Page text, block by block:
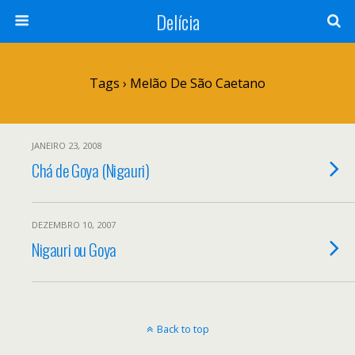
Delícia
Tags › Melão De São Caetano
JANEIRO 23, 2008
Chá de Goya (Nigauri)
DEZEMBRO 10, 2007
Nigauri ou Goya
Back to top